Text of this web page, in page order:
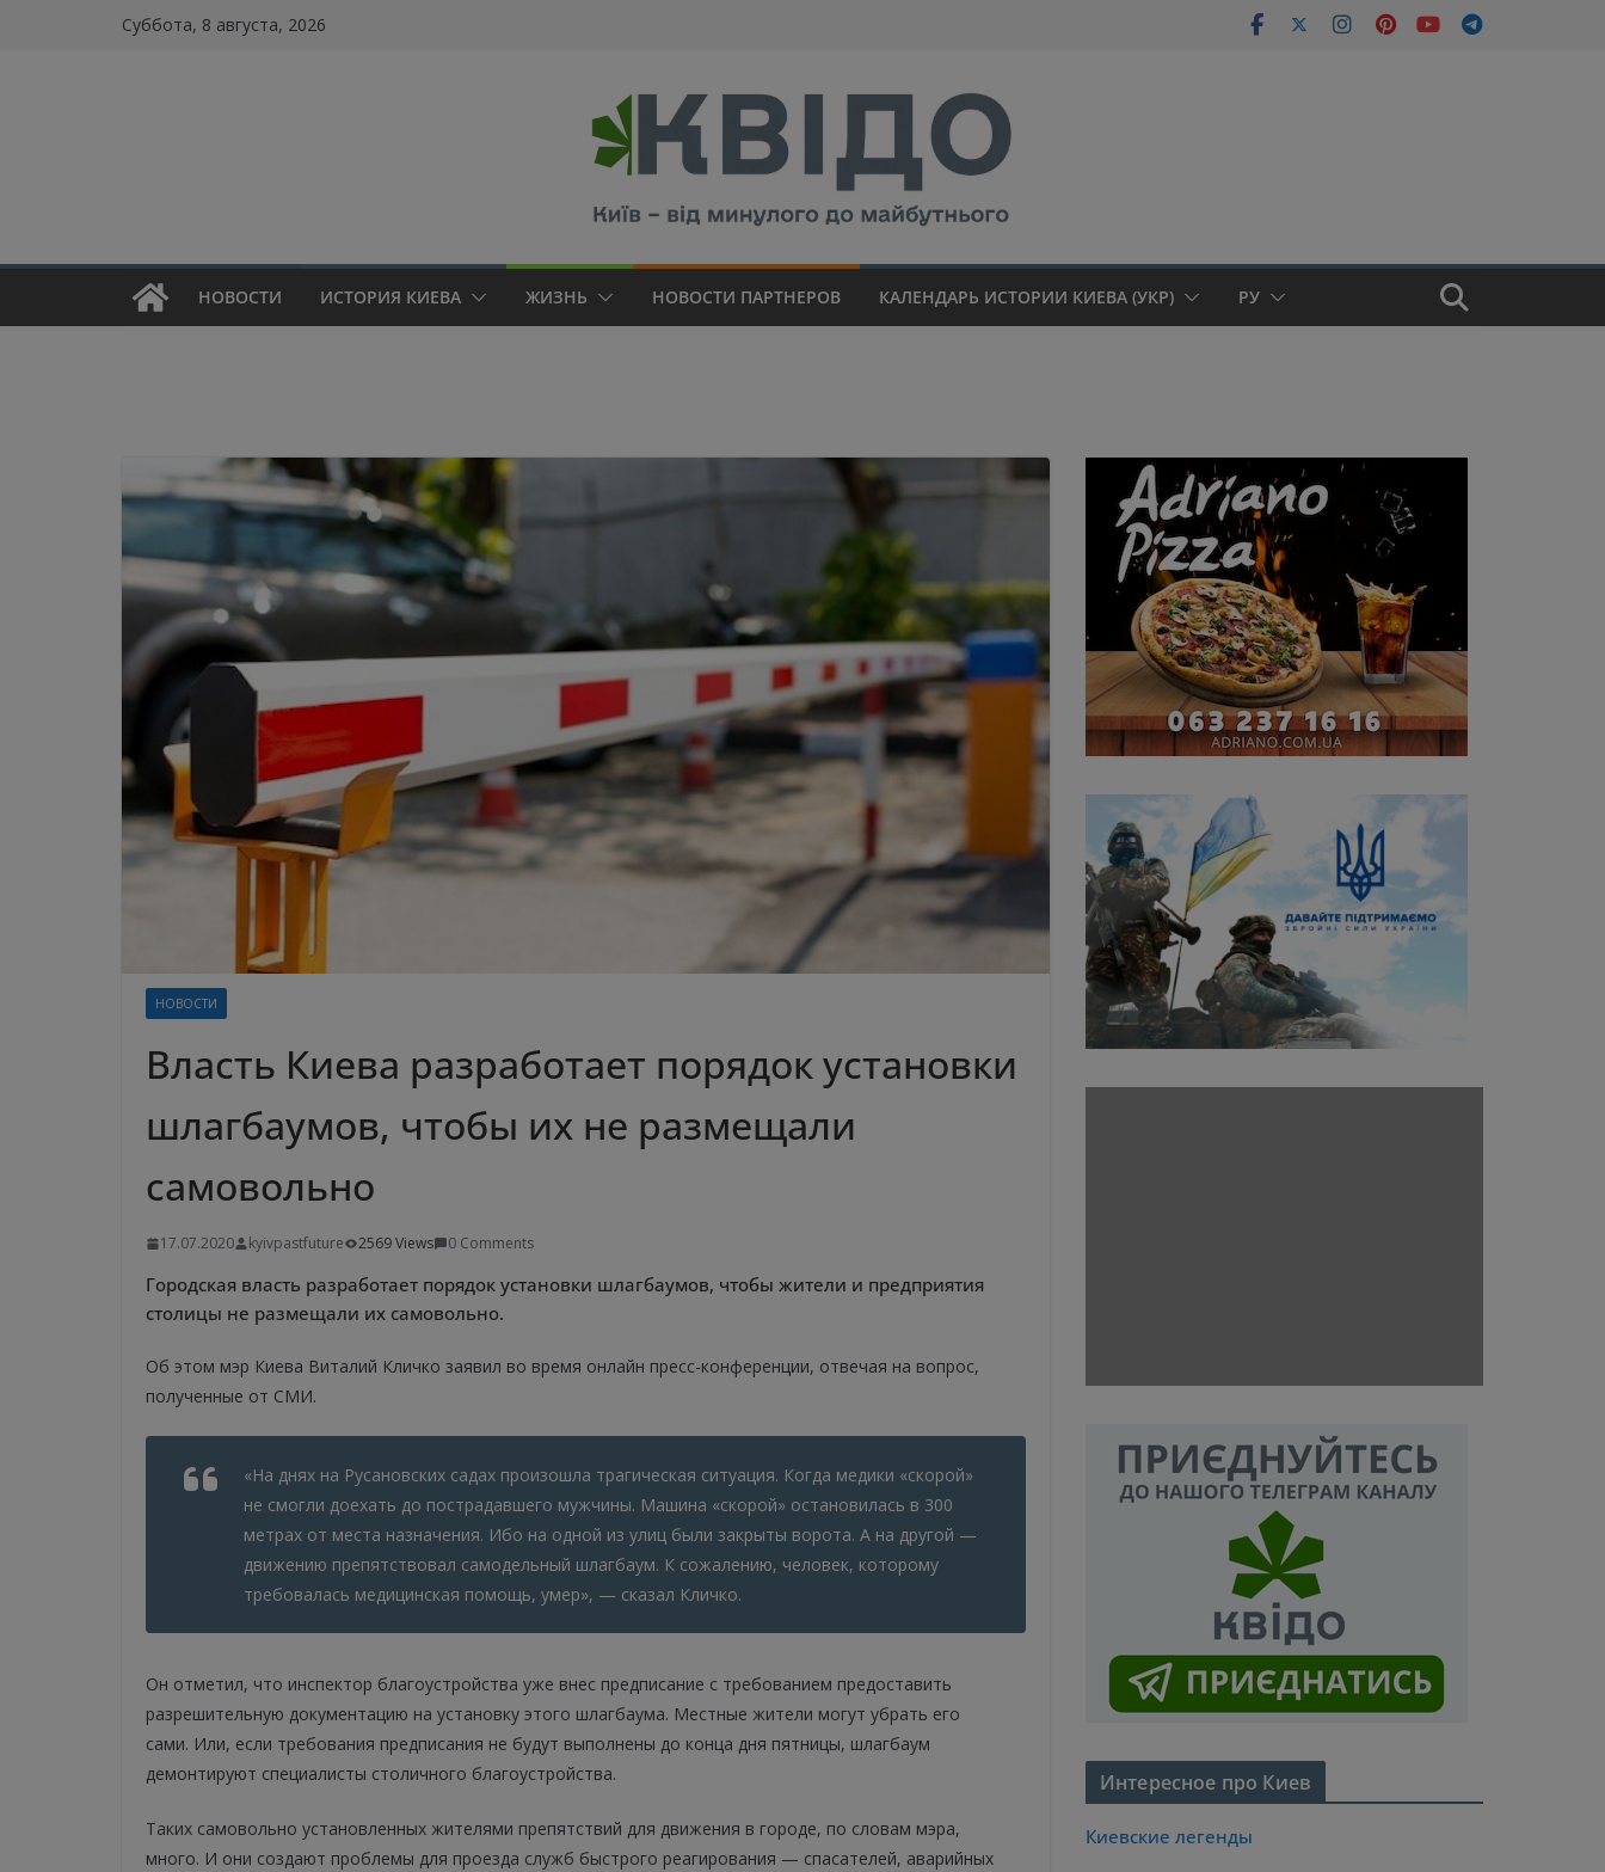
Суббота, 8 августа, 2026
НОВОСТИ ИСТОРИЯ КИЕВА ЖИЗНЬ НОВОСТИ ПАРТНЕРОВ КАЛЕНДАРЬ ИСТОРИИ КИЕВА (УКР) РУ
НОВОСТИ
Власть Киева разработает порядок установки
шлагбаумов, чтобы их не размещали
самовольно
17.07.2020 kyivpastfuture 2569 Views 0 Comments
Городская власть разработает порядок установки шлагбаумов, чтобы жители и предприятия
столицы не размещали их самовольно.
Об этом мэр Киева Виталий Кличко заявил во время онлайн пресс-конференции, отвечая на вопрос,
полученные от СМИ.
«На днях на Русановских садах произошла трагическая ситуация. Когда медики «скорой»
не смогли доехать до пострадавшего мужчины. Машина «скорой» остановилась в 300
метрах от места назначения. Ибо на одной из улиц были закрыты ворота. А на другой —
движению препятствовал самодельный шлагбаум. К сожалению, человек, которому
требовалась медицинская помощь, умер», — сказал Кличко.
Он отметил, что инспектор благоустройства уже внес предписание с требованием предоставить
разрешительную документацию на установку этого шлагбаума. Местные жители могут убрать его
сами. Или, если требования предписания не будут выполнены до конца дня пятницы, шлагбаум
демонтируют специалисты столичного благоустройства.
Таких самовольно установленных жителями препятствий для движения в городе, по словам мэра,
много. И они создают проблемы для проезда служб быстрого реагирования — спасателей, аварийных
Интересное про Киев
Киевские легенды